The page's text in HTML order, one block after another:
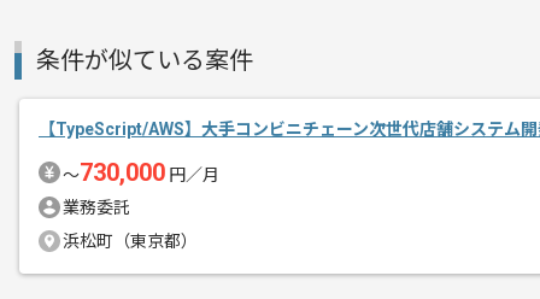
エージェントからのコ
メント
レバテックでの実績がある企業の案件で
条件が似ている案件
【TypeScript/AWS】大手コンビニチェーン次世代店舗システム
〜730,000 円／月
業務委託
浜松町（東京都）